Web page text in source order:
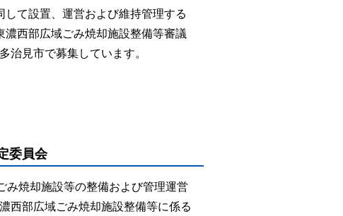
て設置、運営および維持管理する
西部広域ごみ焼却施設整備等審議
治見市で募集しています。
委員会
み焼却施設等の整備および管理運営
西部広域ごみ焼却施設整備等に係る